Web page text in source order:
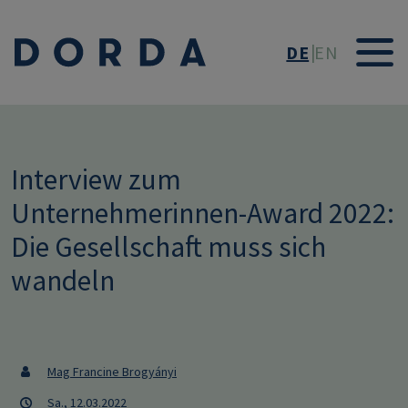
DE EN
Interview zum
Unternehmerinnen-Award 2022:
Die Gesellschaft muss sich
wandeln
Mag Francine Brogyányi
Sa., 12.03.2022